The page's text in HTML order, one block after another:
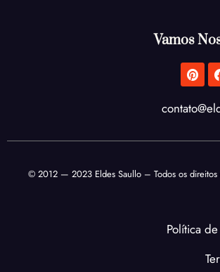
Vamos
P
i
n
t
e
e
© 2012 — 2023 Eldes Saullo – Todos os direitos
Política